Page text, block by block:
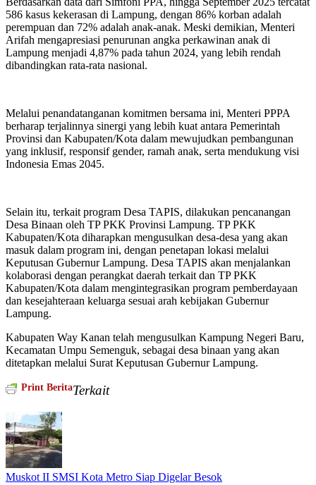
586 kasus kekerasan di Lampung, dengan 86% korban adalah
perempuan dan 72% adalah anak-anak. Meski demikian, Menteri
Arifah mengapresiasi penurunan angka perkawinan anak di
Lampung menjadi 4,87% pada tahun 2024, yang lebih rendah
dibandingkan rata-rata nasional.
Melalui penandatanganan komitmen bersama ini, Menteri PPPA
berharap terjalinnya sinergi yang lebih kuat antara Pemerintah
Provinsi dan Kabupaten/Kota dalam mewujudkan pembangunan
yang inklusif, responsif gender, ramah anak, serta mendukung visi
Indonesia Emas 2045.
Selain itu, terkait program Desa TAPIS, dilakukan pencanangan
Desa Binaan oleh TP PKK Provinsi Lampung. TP PKK
Kabupaten/Kota diharapkan mengusulkan desa-desa yang akan
masuk dalam program ini, dengan penetapan lokasi melalui
Keputusan Gubernur Lampung. Desa TAPIS akan menjalankan
kolaborasi dengan perangkat daerah terkait dan TP PKK
Kabupaten/Kota dalam mengintegrasikan program pemberdayaan
dan kesejahteraan keluarga sesuai arah kebijakan Gubernur
Lampung.
Kabupaten Way Kanan telah mengusulkan Kampung Negeri Baru,
Kecamatan Umpu Semenguk, sebagai desa binaan yang akan
ditetapkan melalui Surat Keputusan Gubernur Lampung.
Print BeritaTerkait
Muskot II SMSI Kota Metro Siap Digelar Besok